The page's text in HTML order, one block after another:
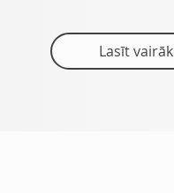
Lasīt vairāk